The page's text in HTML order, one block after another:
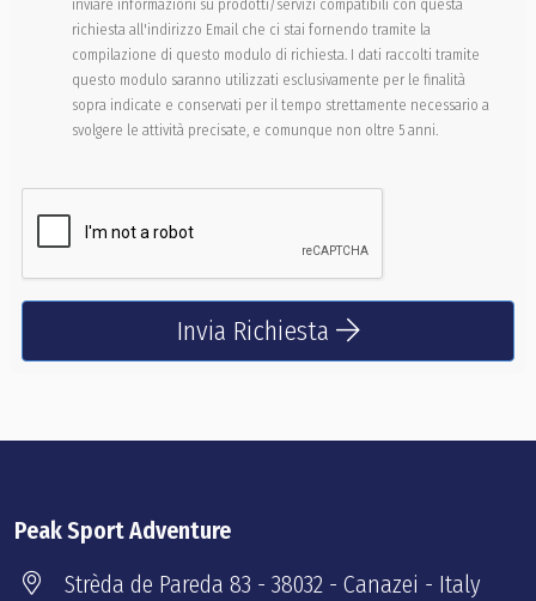
inviare informazioni su prodotti/servizi compatibili con questa
richiesta all'indirizzo Email che ci stai fornendo tramite la
compilazione di questo modulo di richiesta. I dati raccolti tramite
questo modulo saranno utilizzati esclusivamente per le finalità
sopra indicate e conservati per il tempo strettamente necessario a
svolgere le attività precisate, e comunque non oltre 5 anni.
Invia Richiesta
Peak Sport Adventure
Strèda de Pareda 83 - 38032 - Canazei - Italy